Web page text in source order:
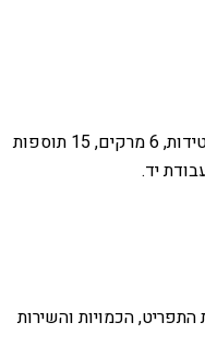
27 סלטים, 14 מנות ביניים ודגים, 7 פשטידות, 6 מרקים, 15 תוספות
התפריט, הכמויות והשירות